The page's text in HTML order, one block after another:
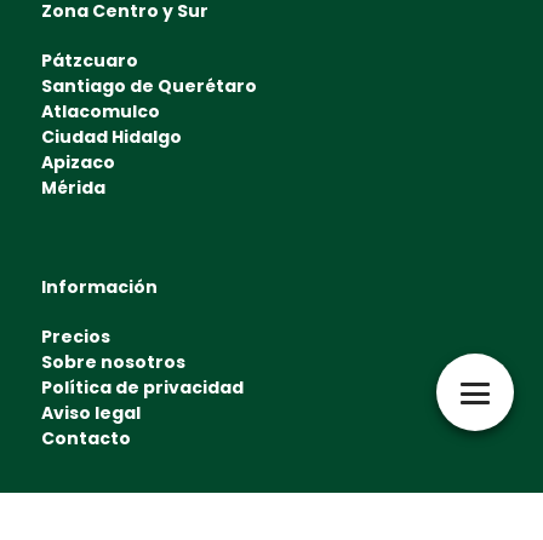
Zona Centro y Sur
Pátzcuaro
Santiago de Querétaro
Atlacomulco
Ciudad Hidalgo
Apizaco
Mérida
Información
Precios
Sobre nosotros
Política de privacidad
Aviso legal
Contacto